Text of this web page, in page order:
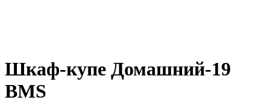
Шкаф-купе Домашний-19
BMS